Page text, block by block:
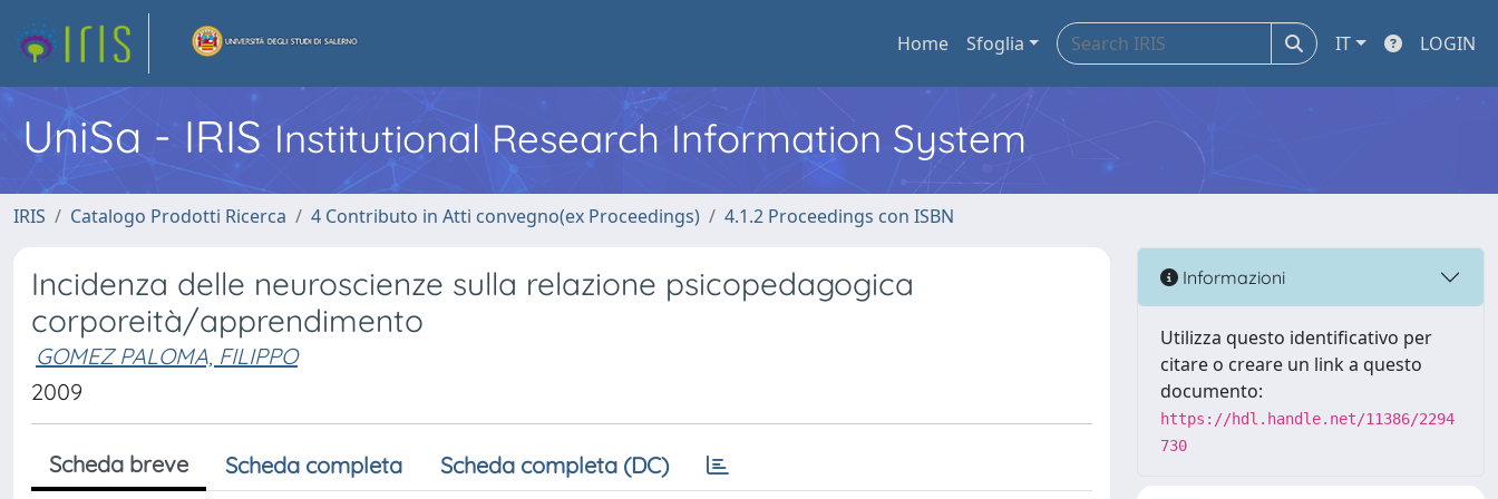
Home Sfoglia IT LOGIN
UniSa - IRIS Institutional Research Information System
IRIS Catalogo Prodotti Ricerca 4 Contributo in Atti convegno(ex Proceedings) 4.1.2 Proceedings con ISBN
Incidenza delle neuroscienze sulla relazione psicopedagogica
corporeità/apprendimento
GOMEZ PALOMA, FILIPPO
2009
Scheda breve Scheda completa Scheda completa (DC)
Informazioni
Utilizza questo identificativo per
citare o creare un link a questo
documento:
https://hdl.handle.net/11386/2294
730